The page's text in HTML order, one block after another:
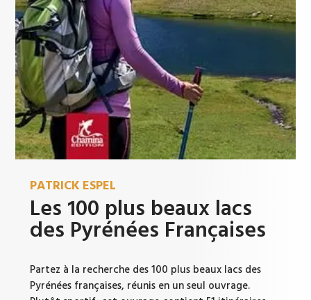
PATRICK ESPEL
Les 100 plus beaux lacs
des Pyrénées Françaises
Partez à la recherche des 100 plus beaux lacs des
Pyrénées françaises, réunis en un seul ouvrage.